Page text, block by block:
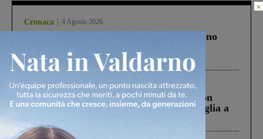
Cronaca 4 Agosto 2026
Un anno fa la strage in A1 in cui morirono
Gianni, Giulia e Franco. Lo schianto, il
processo, lo stop ai sorpassi fra tir....
Cronaca 3 Agosto 2026
Scomparso da una struttura di Castiglion
Fiorentino l’uomo che aveva ucciso la figlia a
Levane nel 2020
×